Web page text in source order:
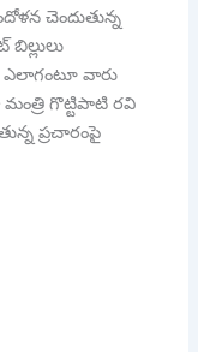
చెందుతున్న
బిల్లులు
వారు
గొట్టిపాటి ర‌వి
ప్ర‌చారంపై